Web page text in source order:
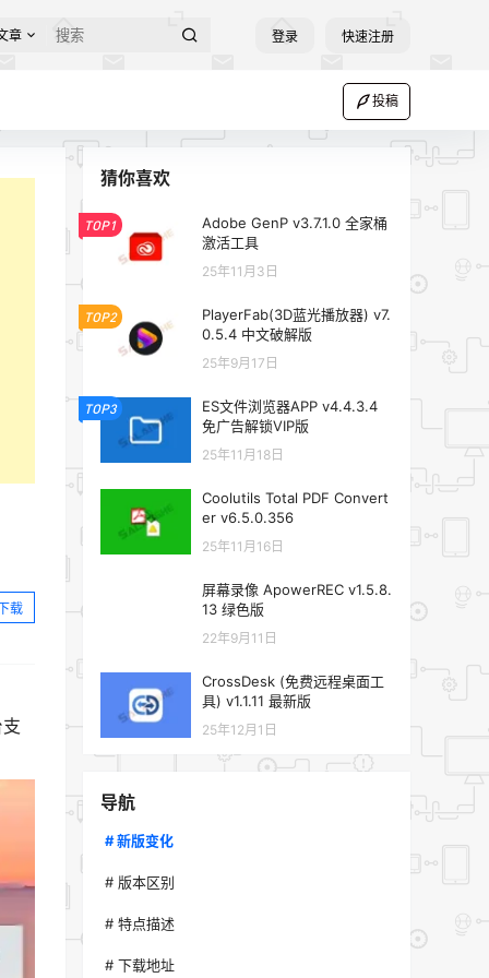
章 登录 快速注册
投稿
载
猜你喜欢
TOP1
Adobe GenP v3.7.1.0 全家桶
激活工具
25年11月3日
TOP2
PlayerFab(3D蓝光播放器) v7.
0.5.4 中文破解版
25年9月17日
TOP3
ES文件浏览器APP v4.4.3.4
免广告解锁VIP版
25年11月18日
Coolutils Total PDF Convert
er v6.5.0.356
25年11月16日
屏幕录像 ApowerREC v1.5.8.
13 绿色版
22年9月11日
CrossDesk (免费远程桌面工
具) v1.1.11 最新版
25年12月1日
导航
# 新版变化
# 版本区别
# 特点描述
# 下载地址